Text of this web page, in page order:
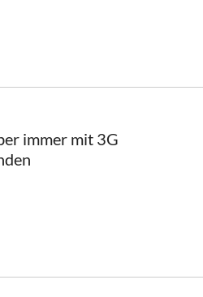
immer mit 3G